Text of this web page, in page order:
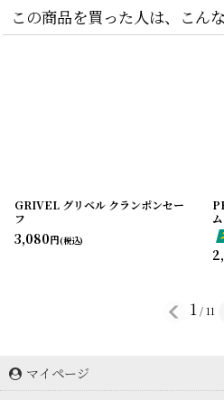
この商品を買った人は、こん
GRIVEL グリベル クランポンセー
フ
3,080円(税込)
1 / 11
マイページ